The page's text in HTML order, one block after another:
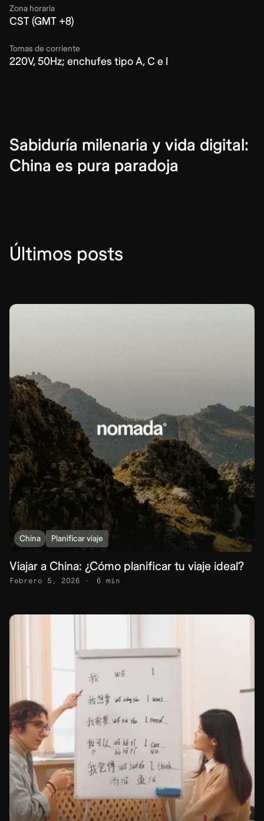
Zona horaria
CST (GMT +8)
Tomas de corriente
220V, 50Hz; enchufes tipo A, C e I
Sabiduría milenaria y vida digital:
China es pura paradoja
Últimos posts
China Planificar viaje
Viajar a China: ¿Cómo planificar tu viaje ideal?
Febrero 5, 2026 6 min